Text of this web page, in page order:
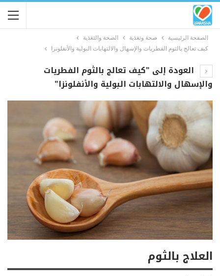
الصفحة الرئيسية صحة وتغذية
الصحة والتغذية
كيف تعالج بالثوم الفطريات والإسهال والالتهابات البولية والأنفلونزا
العودة إلى "كيف تعالج بالثوم الفطريات
والإسهال والالتهابات البولية والأنفلونزا"
العلاج بالثوم